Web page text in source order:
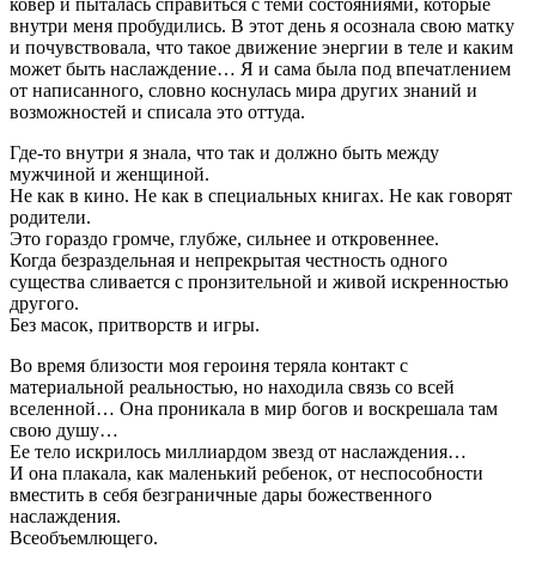
ковер и пыталась справиться с теми состояниями, которые
внутри меня пробудились. В этот день я осознала свою матку
и почувствовала, что такое движение энергии в теле и каким
может быть наслаждение… Я и сама была под впечатлением
от написанного, словно коснулась мира других знаний и
возможностей и списала это оттуда.
Где-то внутри я знала, что так и должно быть между
мужчиной и женщиной.
Не как в кино. Не как в специальных книгах. Не как говорят
родители.
Это гораздо громче, глубже, сильнее и откровеннее.
Когда безраздельная и непрекрытая честность одного
существа сливается с пронзительной и живой искренностью
другого.
Без масок, притворств и игры.
Во время близости моя героиня теряла контакт с
материальной реальностью, но находила связь со всей
вселенной… Она проникала в мир богов и воскрешала там
свою душу…
Ее тело искрилось миллиардом звезд от наслаждения…
И она плакала, как маленький ребенок, от неспособности
вместить в себя безграничные дары божественного
наслаждения.
Всеобъемлющего.